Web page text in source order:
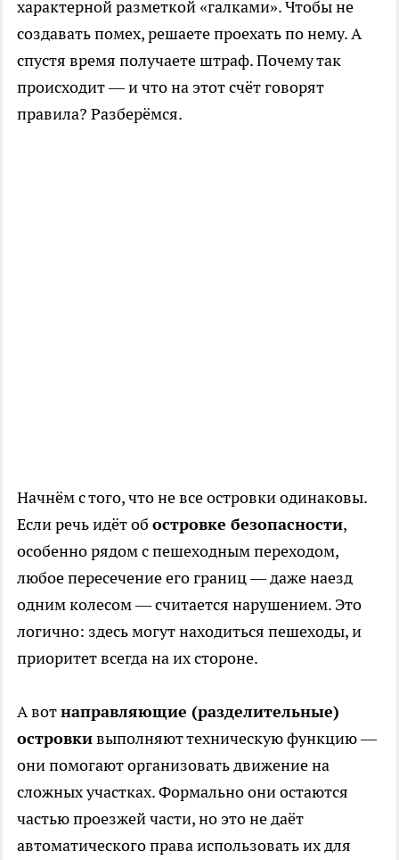
характерной разметкой «галками». Чтобы не
создавать помех, решаете проехать по нему. А
спустя время получаете штраф. Почему так
происходит — и что на этот счёт говорят
правила? Разберёмся.
Начнём с того, что не все островки одинаковы.
Если речь идёт об островке безопасности,
особенно рядом с пешеходным переходом,
любое пересечение его границ — даже наезд
одним колесом — считается нарушением. Это
логично: здесь могут находиться пешеходы, и
приоритет всегда на их стороне.
А вотнаправляющие (разделительные)
островкивыполняют техническую функцию —
они помогают организовать движение на
сложных участках. Формально они остаются
частью проезжей части, но это не даёт
автоматического права использовать их для